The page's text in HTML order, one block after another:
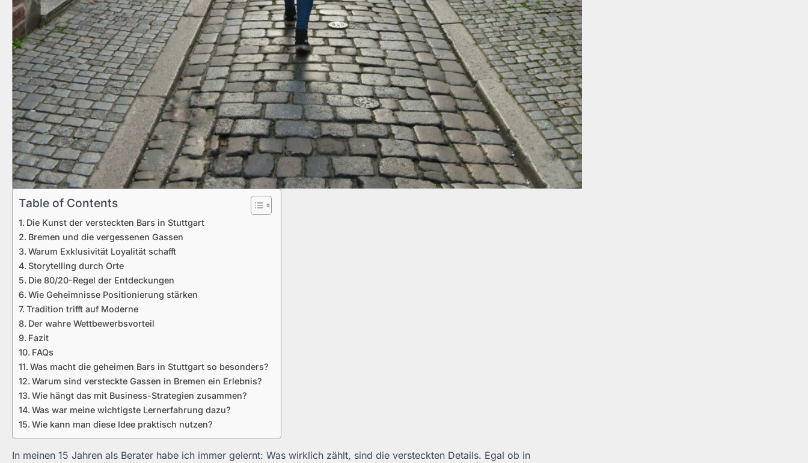
Table of Contents
Die Kunst der versteckten Bars in Stuttgart
Bremen und die vergessenen Gassen
Warum Exklusivität Loyalität schafft
Storytelling durch Orte
Die 80/20-Regel der Entdeckungen
Wie Geheimnisse Positionierung stärken
Tradition trifft auf Moderne
Der wahre Wettbewerbsvorteil
Fazit
FAQs
Was macht die geheimen Bars in Stuttgart so besonders?
Warum sind versteckte Gassen in Bremen ein Erlebnis?
Wie hängt das mit Business-Strategien zusammen?
Was war meine wichtigste Lernerfahrung dazu?
Wie kann man diese Idee praktisch nutzen?
In meinen 15 Jahren als Berater habe ich immer gelernt: Was wirklich zählt, sind die versteckten Details. Egal ob in